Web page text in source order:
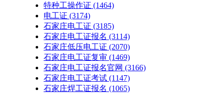
特种工操作证 (1464)
电工证 (3174)
石家庄电工证 (3185)
石家庄电工证报名 (3114)
石家庄低压电工证 (2070)
石家庄电工证复审 (1469)
石家庄电工证报名官网 (3166)
石家庄电工证考试 (1147)
石家庄焊工证报名 (1065)